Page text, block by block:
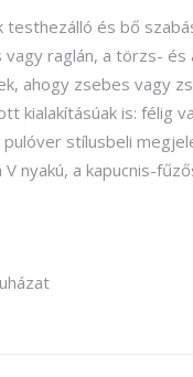
testhezálló és bő
raglán, a törzs-
ahogy zsebes vagy
kialakításúak is: félig
stílusbeli
nyakú, a kapucnis-